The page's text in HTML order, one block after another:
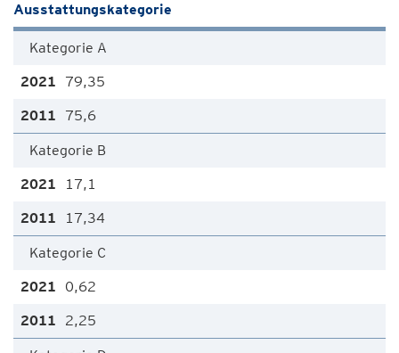
Ausstattungskategorie
Kategorie A
79,35
75,6
Kategorie B
17,1
17,34
Kategorie C
0,62
2,25